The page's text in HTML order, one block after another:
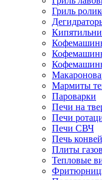
Гриль
Мармиты
Пароварки
Печи на
Печи
Печи СВЧ
Печь
Плиты
Тепловые